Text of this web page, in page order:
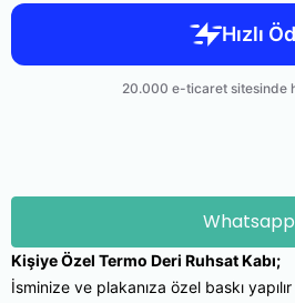
Whatsapp
Kişiye Özel Termo Deri Ruhsat Kabı;
İsminize ve plakanıza özel baskı yapılır